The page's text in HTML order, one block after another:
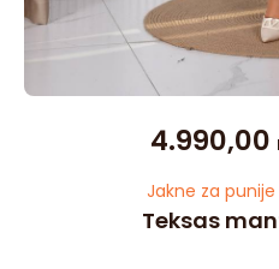
Jakne za
Teksas
4.990,00